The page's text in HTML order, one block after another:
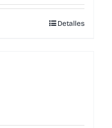
Detalles